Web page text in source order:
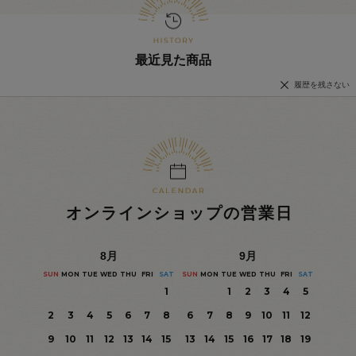
最近見た商品
履歴を残さない
オンラインショップの営業日
8月
SUN MON TUE WED THU FRI SAT
1
2
3 4 5 6 7
8
9
10 11 12 13 14 15
9月
SUN MON TUE WED THU FRI SAT
1 2 3 4
5
6
7 8 9 10 11
12
13
14 15 16 17 18 19